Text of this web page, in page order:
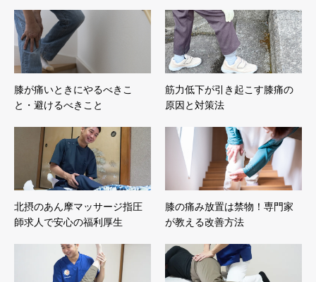
膝が痛いときにやるべきこ
と・避けるべきこと
筋力低下が引き起こす膝痛の
原因と対策法
北摂のあん摩マッサージ指圧
師求人で安心の福利厚生
膝の痛み放置は禁物！専門家
が教える改善方法